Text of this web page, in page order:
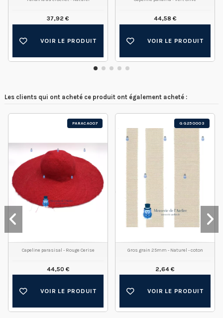
37,92 €
VOIR LE PRODUIT
44,58 €
VOIR LE PRODUIT
Les clients qui ont acheté ce produit ont également acheté :
PARACA007
Capeline parasisal - Rouge Cerise
44,50 €
VOIR LE PRODUIT
GG250003
Gros grain 25mm - Naturel - coton
2,64 €
VOIR LE PRODUIT